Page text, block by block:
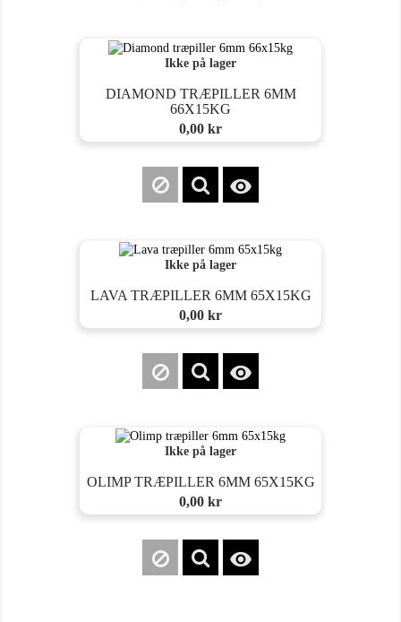
Ikke på lager
DIAMOND TRÆPILLER 6MM
66X15KG
Pris
0,00 kr

Ikke på lager
LAVA TRÆPILLER 6MM 65X15KG
Pris
0,00 kr

Ikke på lager
OLIMP TRÆPILLER 6MM 65X15KG
Pris
0,00 kr
